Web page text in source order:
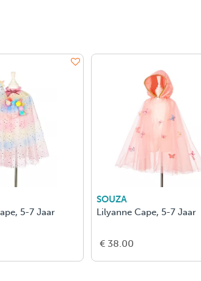
5-7 Jaar
SOUZA
Lilyanne Cape, 5-7 Jaar
€ 38.00